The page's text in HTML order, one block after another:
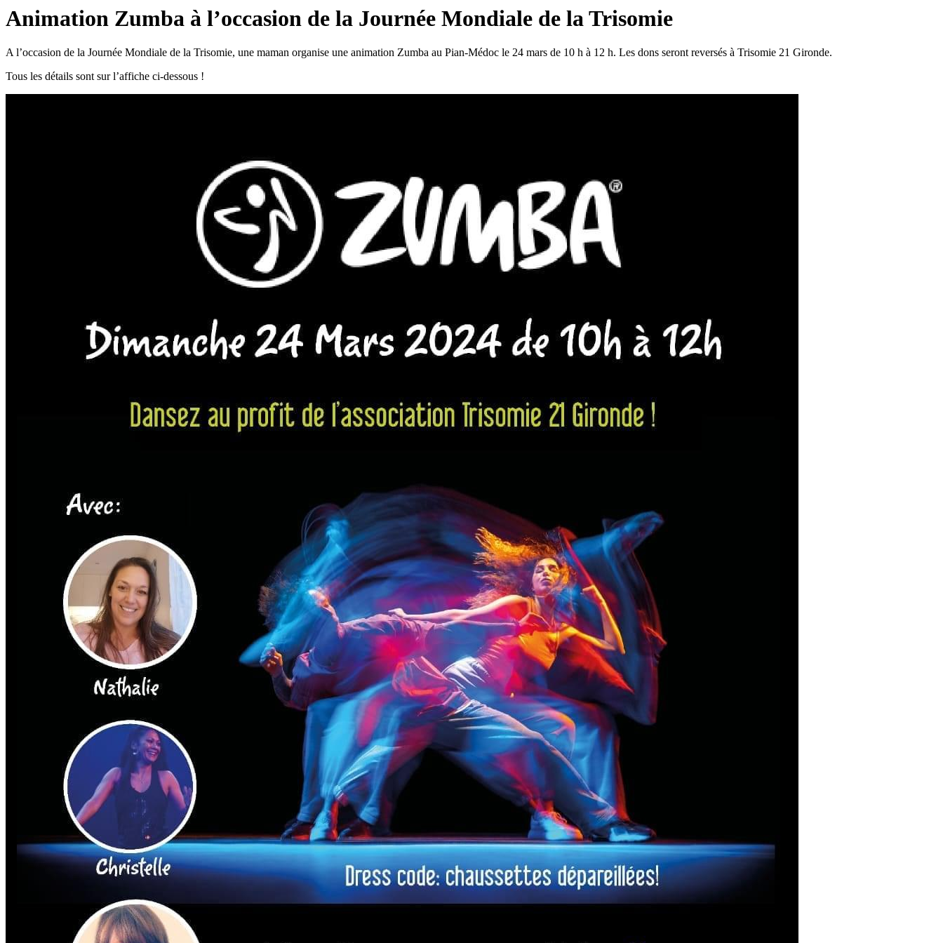
Animation Zumba à l’occasion de la Journée Mondiale de la Trisomie
A l’occasion de la Journée Mondiale de la Trisomie, une maman organise une animation Zumba au Pian-Médoc le 24 mars de 10 h à 12 h. Les dons seront reversés à Trisomie 21 Gironde.
Tous les détails sont sur l’affiche ci-dessous !